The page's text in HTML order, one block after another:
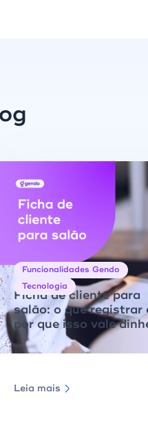
Funcionalidades Gendo
Tecnologia
Ficha de cliente para
salão: o que registrar
por que isso vale
Leia mais